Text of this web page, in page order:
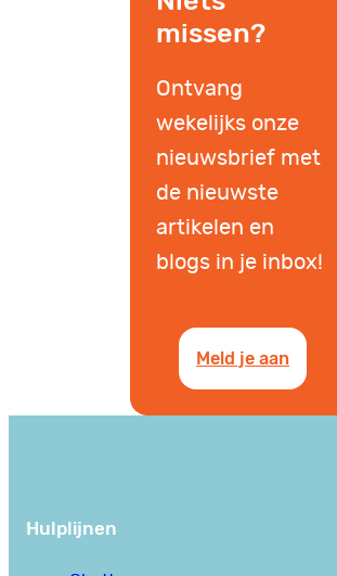
missen?
Ontvang
wekelijks onze
nieuwsbrief met
de nieuwste
artikelen en
blogs in je inbox!
Meld je aan
Hulplijnen